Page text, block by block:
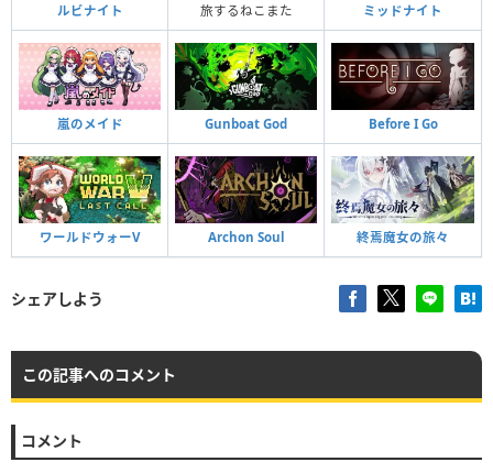
ルビナイト 旅するねこまた ミッドナイト
嵐のメイド Gunboat God Before I Go
ワールドウォーV Archon Soul 終焉魔女の旅々
シェアしよう
この記事へのコメント
コメント